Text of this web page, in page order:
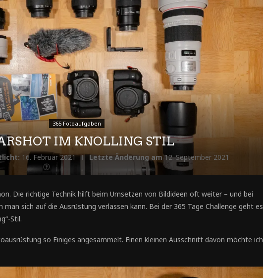
365 Fotoaufgaben
IM KNOLLING STIL
16. Februar 2021 Letzte Änderung am 12. September 2021
Die richtige Technik hilft beim Umsetzen von Bildideen oft weiter – und bei
sich auf die Ausrüstung verlassen kann. Bei der 365 Tage Challenge geht es
Stil.
so Einiges angesammelt. Einen kleinen Ausschnitt davon möchte ich